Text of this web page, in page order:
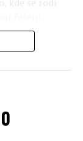
činnosti je
řešit
vlád,
prezidenti
novináři a